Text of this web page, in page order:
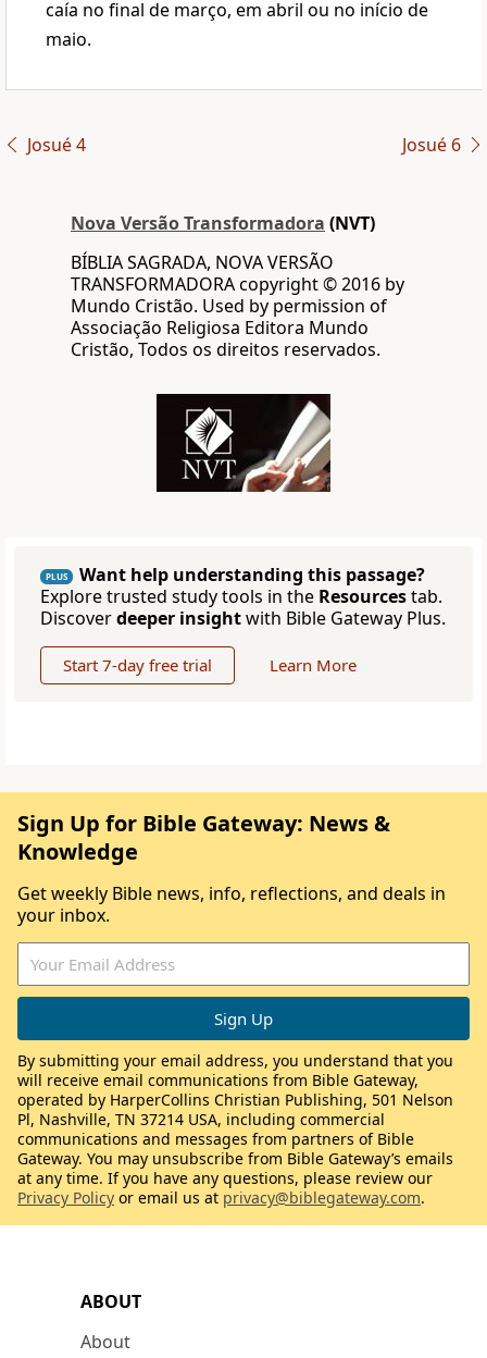
caía no final de março, em abril ou no início de
maio.
Josué 4 Josué 6
Nova Versão Transformadora (NVT)
BÍBLIA SAGRADA, NOVA VERSÃO
TRANSFORMADORA copyright © 2016 by
Mundo Cristão. Used by permission of
Associação Religiosa Editora Mundo
Cristão, Todos os direitos reservados.
PLUS
Want help understanding this passage?
Explore trusted study tools in the Resourcestab.
Discoverdeeper insightwith Bible Gateway Plus.
Start 7-day free trial Learn More
ABOUT
About
Sign Up for Bible Gateway: News &
Knowledge
Get weekly Bible news, info, reflections, and deals in
your inbox.
By submitting your email address, you understand that you
will receive email communications from Bible Gateway,
operated by HarperCollins Christian Publishing, 501 Nelson
Pl, Nashville, TN 37214 USA, including commercial
communications and messages from partners of Bible
Gateway. You may unsubscribe from Bible Gateway’s emails
at any time. If you have any questions, please review our
Privacy Policy or email us at privacy@biblegateway.com.